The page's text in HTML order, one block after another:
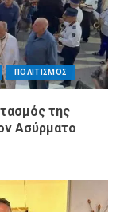
ΠΟΛΙΤΙΣΜΟΣ
της
Ασύρματο